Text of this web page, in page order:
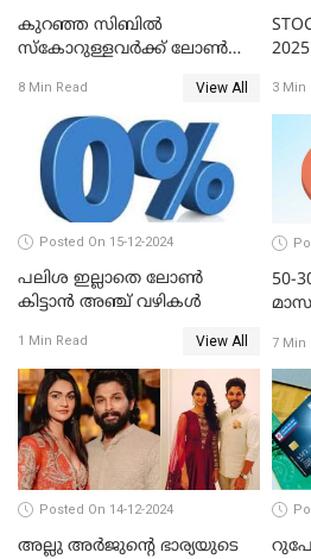
കുറഞ്ഞ സിബിൽ
സ്കോറുള്ളവർക്ക് ലോൺ
8 Min Read View All
2025: 2025 ൽ
3 Min
Posted On 15-12-2024
പലിശ ഇല്ലാതെ ലോൺ
കിട്ടാൻ അഞ്ച് വഴികൾ
1 Min Read View All
50-
7 Min
Posted On 14-12-2024
അല്ലു അർജുൻ്റെ ഭാര്യയുടെ